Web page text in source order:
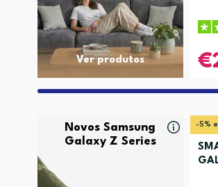
Ver produtos
Novos Samsung
Galaxy Z Series
-5%